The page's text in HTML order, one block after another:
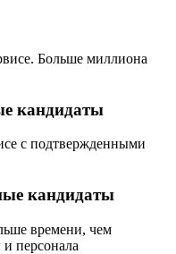
Больше миллиона
кандидаты
с подтвержденными
кандидаты
времени, чем
персонала